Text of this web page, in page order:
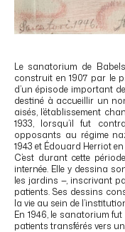
Le sanatorium de
construit en 1907 par le
d’un épisode important
destiné à accueillir un
aisés, l’établissement
1933, lorsqu’il fut
opposants au régime
1943 et Édouard Herriot en
C’est durant cette
internée. Elle y dessina
les jardins —, inscrivant
patients. Ses dessins
la vie au sein de
En 1946, le sanatorium
patients transférés vers